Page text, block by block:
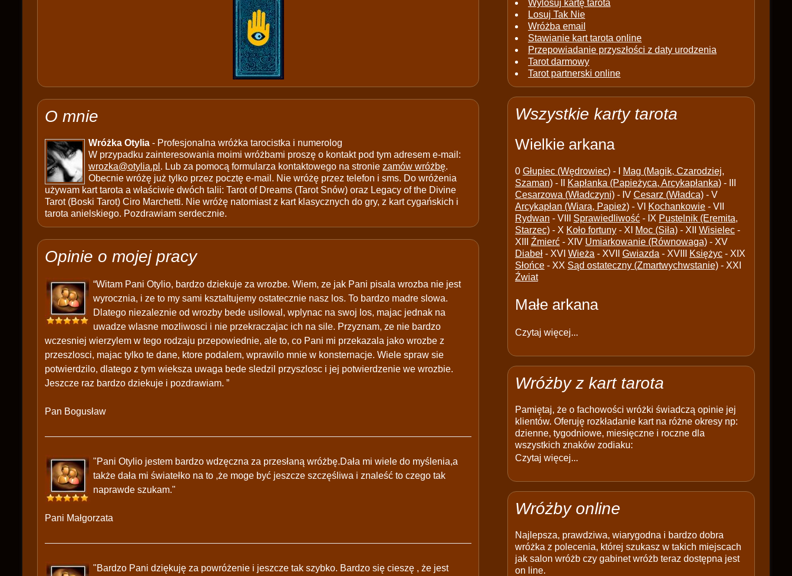
O mnie
Wróżka Otylia - Profesjonalna wróżka tarocistka i numerolog
W przypadku zainteresowania moimi wróżbami proszę o kontakt pod tym adresem e-mail:
wrozka@otylia.pl . Lub za pomocą formularza kontaktowego na stronie zamów wróżbę.
Obecnie wróżę już tylko przez pocztę e-mail. Nie wróżę przez telefon i sms. Do wróżenia
używam kart tarota a właściwie dwóch talii: Tarot of Dreams (Tarot Snów) oraz Legacy of the Divine
Tarot (Boski Tarot) Ciro Marchetti. Nie wróżę natomiast z kart klasycznych do gry, z kart cygańskich i
tarota anielskiego. Pozdrawiam serdecznie.
Opinie o mojej pracy
“Witam Pani Otylio, bardzo dziekuje za wrozbe. Wiem, ze jak Pani pisala wrozba nie jest
wyrocznia, i ze to my sami ksztaltujemy ostatecznie nasz los. To bardzo madre slowa.
Dlatego niezaleznie od wrozby bede usilowal, wplynac na swoj los, majac jednak na
uwadze wlasne mozliwosci i nie przekraczajac ich na sile. Przyznam, ze nie bardzo
wczesniej wierzylem w tego rodzaju przepowiednie, ale to, co Pani mi przekazala jako wrozbe z
przeszlosci, majac tylko te dane, ktore podalem, wprawilo mnie w konsternacje. Wiele spraw sie
potwierdzilo, dlatego z tym wieksza uwaga bede sledzil przyszlosc i jej potwierdzenie we wrozbie.
Jeszcze raz bardzo dziekuje i pozdrawiam. ”
Pan Bogusław
"Pani Otylio jestem bardzo wdzęczna za przesłaną wróżbę.Dała mi wiele do myślenia,a
także dała mi światełko na to ,że moge być jeszcze szczęśliwa i znaleść to czego tak
naprawde szukam."
Pani Małgorzata
"Bardzo Pani dziękuję za powróżenie i jeszcze tak szybko. Bardzo się cieszę , że jest
Wylosuj kartę tarota
Losuj Tak Nie
Wróżba email
Stawianie kart tarota online
Przepowiadanie przyszłości z daty urodzenia
Tarot darmowy
Tarot partnerski online
Wszystkie karty tarota
Wielkie arkana
0 Głupiec (Wędrowiec) - I
Mag (Magik, Czarodziej,
Szaman) - II Kapłanka (Papieżyca, Arcykapłanka) - III
Cesarzowa (Władczyni) - IV Cesarz (Władca) - V
Arcykapłan (Wiara, Papież) - VI Kochankowie - VII
Rydwan - VIII Sprawiedliwość - IX Pustelnik (Eremita,
Starzec) - X Koło fortuny - XI Moc (Siła) - XII Wisielec -
XIII Źmierć - XIV Umiarkowanie (Równowaga) - XV
Diabeł - XVI Wieża - XVII Gwiazda - XVIII Księżyc - XIX
Słońce - XX Sąd ostateczny (Zmartwychwstanie) - XXI
Źwiat
Małe arkana
Czytaj więcej...
Wróżby z kart tarota
Pamiętaj, że o fachowości wróżki świadczą opinie jej
klientów. Oferuję rozkładanie kart na różne okresy np:
dzienne, tygodniowe, miesięczne i roczne dla
wszystkich znaków zodiaku:
Czytaj więcej...
Wróżby online
Najlepsza, prawdziwa, wiarygodna i bardzo dobra
wróżka z polecenia, której szukasz w takich miejscach
jak salon wróżb czy gabinet wróżb teraz dostępna jest
on line.